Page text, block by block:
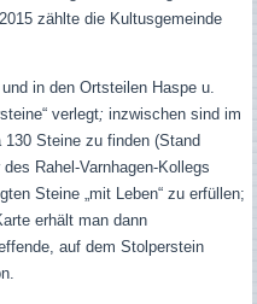
zählte die Kultusgemeinde
in den Ortsteilen Haspe u.
verlegt; inzwischen sind im
Steine zu finden (Stand
Rahel-Varnhagen-Kollegs
Steine „mit Leben“ zu erfüllen;
erhält man dann
auf dem Stolperstein